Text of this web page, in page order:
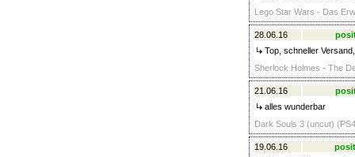
Lego Star Wars - Das
28.06.16
Top, schneller
Sherlock Holmes - The
21.06.16
alles wunderbar
Dark Souls 3 (uncut)
19.06.16